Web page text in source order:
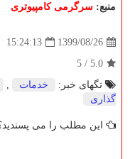
منبع: سرگرمی كامپیوتری
1399/08/26
15:24:13
5.0
/
5
تگهای خبر:
خدمات ,
گذاری
این مطلب را می